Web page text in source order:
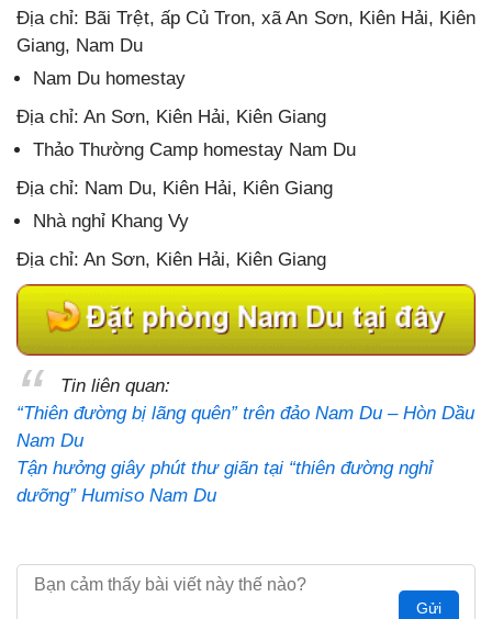
Địa chỉ: Bãi Trệt, ấp Củ Tron, xã An Sơn, Kiên Hải, Kiên
Giang, Nam Du
Nam Du homestay
Địa chỉ: An Sơn, Kiên Hải, Kiên Giang
Thảo Thường Camp homestay Nam Du
Địa chỉ: Nam Du, Kiên Hải, Kiên Giang
Nhà nghỉ Khang Vy
Địa chỉ: An Sơn, Kiên Hải, Kiên Giang
Tin liên quan:
“Thiên đường bị lãng quên” trên đảo Nam Du – Hòn Dầu
Nam Du
Tận hưởng giây phút thư giãn tại “thiên đường nghỉ
dưỡng” Humiso Nam Du
Gửi